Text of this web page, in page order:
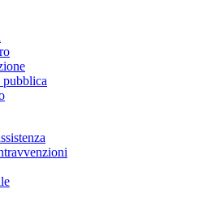
pubblica